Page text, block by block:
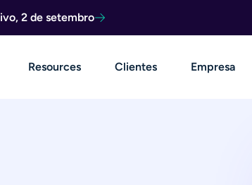
2 de setembro
Resources Clientes Empresa